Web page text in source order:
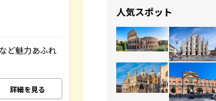
ど魅力あふれ
詳細を見る
人気スポット